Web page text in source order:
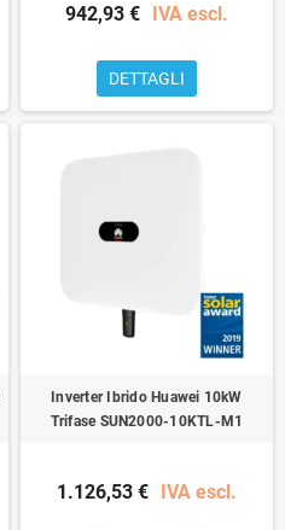
942,93 € IVA escl.
DETTAGLI
Inverter Ibrido Huawei 10kW
Trifase SUN2000-10KTL-M1
1.126,53 € IVA escl.